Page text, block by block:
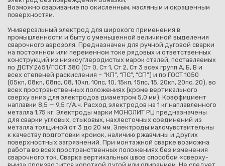
Возможно сваривание по окисленным, масляным и окрашенным
поверхностям.
Универсальный электрод для широкого применения в
промышленности и быту с уменьшенной величиной выделения
сварочного аэрозоля. Предназначен для ручной дуговой сварки
на постоянном или переменном токе рядовых и ответственных
конструкций из низкоуглеродистых марок сталей, поставляемых
по ДСТУ 2651/ГОСТ 380 (Ст 0, Ст 1, Ст 2, Ст 3 всех групп А, Б, В и
всех степеней раскисления – “КП”, “ПС”, “СП”) и по ГОСТ 1050
(05кп, 08кп, 08пс, 08, 10кп, 10пс, 10, 15кп, 15пс, 15, 20кп, 20пс, 20), во
всех пространственных положениях (кроме вертикального
сверху вниз для электродов диаметром 5,0 мм). Коэффициент
наплавки 8,5 — 9,5 г/А.ч. Расход электродов на 1 кг наплавленного
металла 1,75 кг. Электроды марки МОНОЛИТ РЦ предназначены
для сварки угловых, стыковых, нахлесточных соединений из
металла толщиной от 3 до 20 мм. Электроды малочувствительны
к качеству подготовки кромок, наличию ржавчины и других
поверхностных загрязнений. При монтажной сварке возможна
работа во всех пространственных положениях без изменения
сварочного ток. Сварка вертикальных швов способом «сверху-